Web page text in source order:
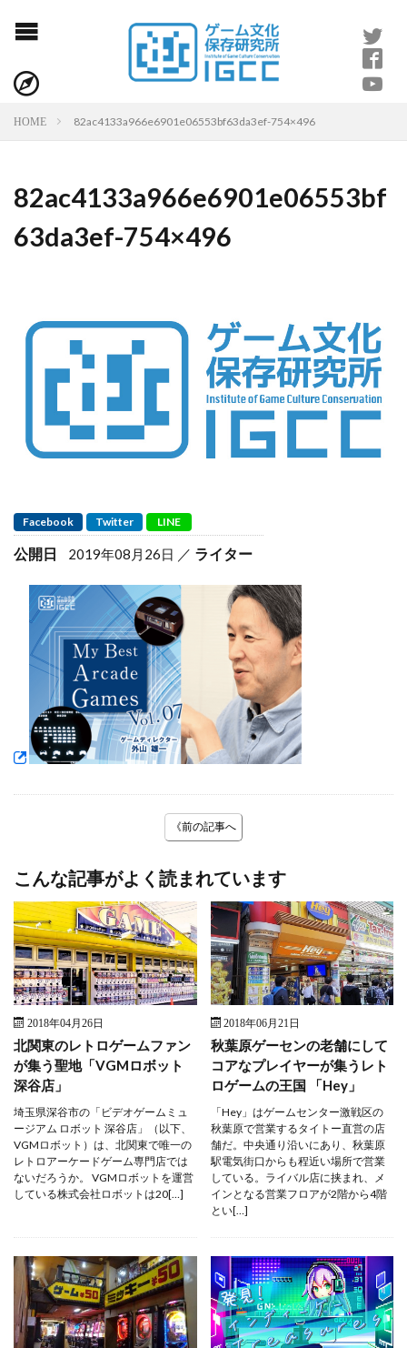
HOME 82ac4133a966e6901e06553bf63da3ef-754×496
82ac4133a966e6901e06553bf
63da3ef-754×496
Facebook Twitter LINE
公開日 2019年08月26日 ライター
《前の記事へ
こんな記事がよく読まれています
2018年04月26日
北関東のレトロゲームファン
が集う聖地「VGMロボット
深谷店」
埼玉県深谷市の「ビデオゲームミュ
ージアム ロボット 深谷店」（以下、
VGMロボット）は、北関東で唯一の
レトロアーケードゲーム専門店では
ないだろうか。 VGMロボットを運営
している株式会社ロボットは20[…]
2018年06月21日
秋葉原ゲーセンの老舗にして
コアなプレイヤーが集うレト
ロゲームの王国 「Hey」
「Hey」はゲームセンター激戦区の
秋葉原で営業するタイトー直営の店
舗だ。中央通り沿いにあり、秋葉原
駅電気街口からも程近い場所で営業
している。ライバル店に挟まれ、メ
インとなる営業フロアが2階から4階
とい[…]